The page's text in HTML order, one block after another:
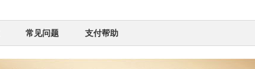
常见问题 支付帮助